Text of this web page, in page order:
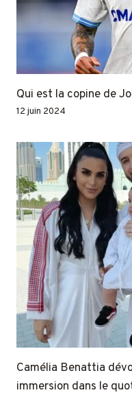
Qui est la copine de
12 juin 2024
Camélia Benattia
immersion dans le